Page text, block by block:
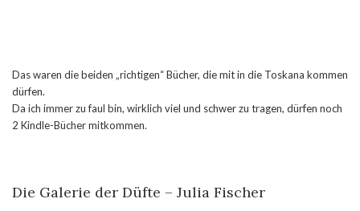
Das waren die beiden „richtigen“ Bücher, die mit in die Toskana kommen
dürfen.
Da ich immer zu faul bin, wirklich viel und schwer zu tragen, dürfen noch
2 Kindle-Bücher mitkommen.
Die Galerie der Düfte – Julia Fischer